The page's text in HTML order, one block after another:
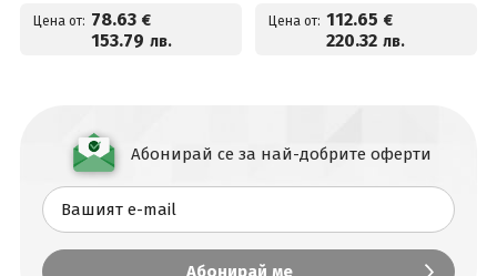
Цена от: 78.63 €
153.79 лв.
деца до 12г
Цена от: 112.65 €
220.32 лв.
Абонирай се за най-добрите оферти